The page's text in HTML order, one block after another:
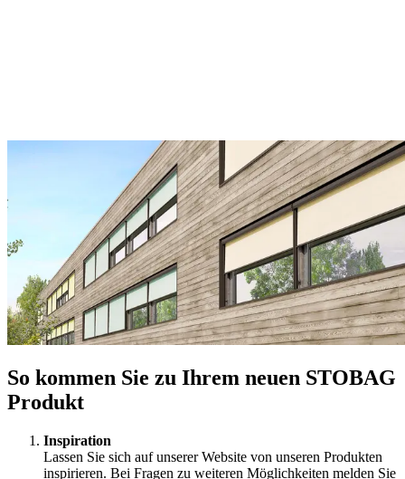
So kommen Sie zu Ihrem neuen STOBAG
Produkt
Inspiration
Lassen Sie sich auf unserer Website von unseren Produkten
inspirieren. Bei Fragen zu weiteren Möglichkeiten melden Sie